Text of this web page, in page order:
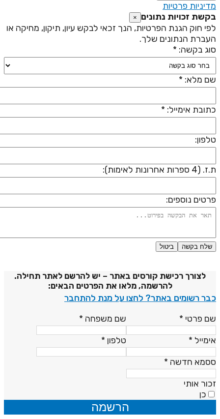
פרטיות
זכויות נתונים ×
חוק הגנת הפרטיות, הנך זכאי לבקש עיון, תיקון, מחיקה או
הנתונים שלך.
בקשה: *
מלא: *
אימייל: *
ספרות אחרונות לאימות):
נוספים:
שלח בקשה ביטול
לצורך רכישת קורסים באתר – יש להרשם לאתר תחילה.
להרשמה, מלאו את הפרטים הבאים:
רשומים באתר? לחצו על מנת להתחבר
פרטי* שם משפחה*
* טלפון*
חדשה*
אותי
כן
הרשמה